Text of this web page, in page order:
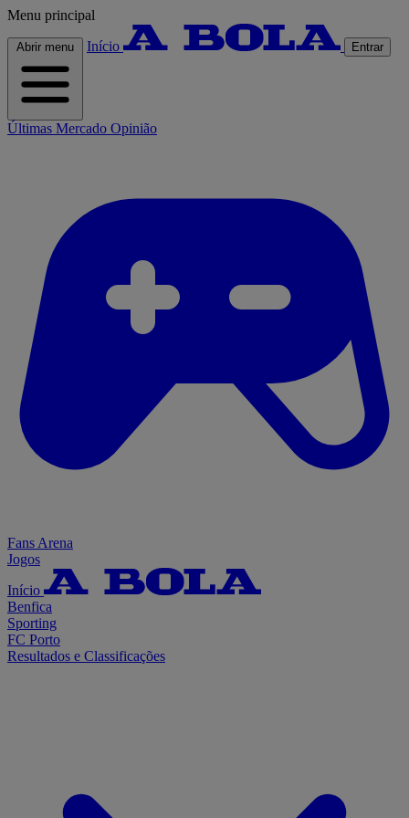
Menu principal
Abrir menu Início Entrar
Últimas Mercado Opinião
Fans Arena
Jogos
Início
Benfica
Sporting
FC Porto
Resultados e Classificações